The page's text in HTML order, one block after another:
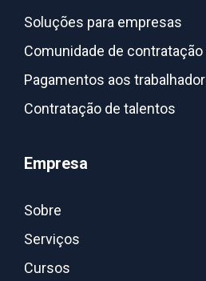
Soluções para empresas
Comunidade de
Pagamentos aos
Contratação de talentos
Empresa
Sobre
Serviços
Cursos